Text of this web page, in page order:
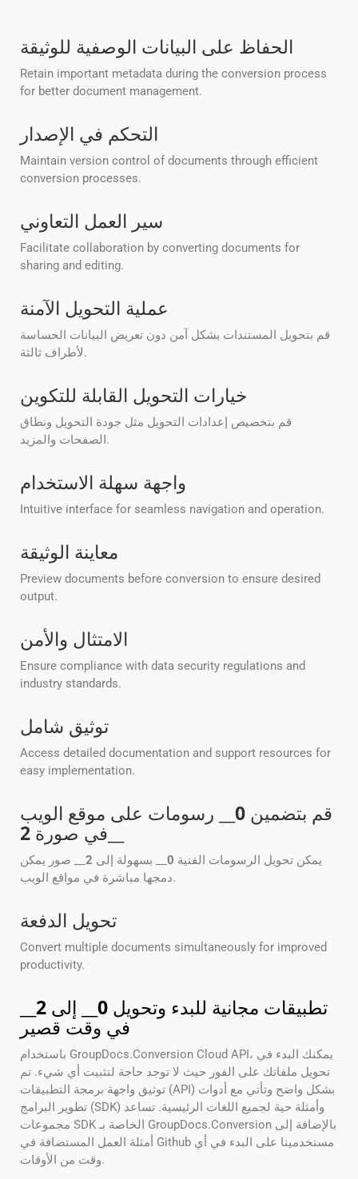
الحفاظ على البيانات الوصفية للوثيقة
Retain important metadata during the conversion process
for better document management.
التحكم في الإصدار
Maintain version control of documents through efficient
conversion processes.
سير العمل التعاوني
Facilitate collaboration by converting documents for
sharing and editing.
عملية التحويل الآمنة
قم بتحويل المستندات بشكل آمن دون تعريض البيانات الحساسة
لأطراف ثالثة.
خيارات التحويل القابلة للتكوين
قم بتخصيص إعدادات التحويل مثل جودة التحويل ونطاق
الصفحات والمزيد.
واجهة سهلة الاستخدام
Intuitive interface for seamless navigation and operation.
معاينة الوثيقة
Preview documents before conversion to ensure desired
output.
الامتثال والأمن
Ensure compliance with data security regulations and
industry standards.
توثيق شامل
Access detailed documentation and support resources for
easy implementation.
قم بتضمين 0 __ رسومات على موقع الويب
في صورة 2
يمكن تحويل الرسومات الفنية 0 __ بسهولة إلى 2 __ صور يمكن
دمجها مباشرة في مواقع الويب.
تحويل الدفعة
Convert multiple documents simultaneously for improved
productivity.
تطبيقات مجانية للبدء وتحويل 0 __ إلى 2
في وقت قصير
باستخدام GroupDocs.Conversion Cloud API، يمكنك البدء في
تحويل ملفاتك على الفور حيث لا توجد حاجة لتثبيت أي شيء. تم
توثيق واجهة برمجة التطبيقات (API) بشكل واضح وتأتي مع أدوات
تطوير البرامج (SDK) وأمثلة حية لجميع اللغات الرئيسية. تساعد
مجموعات SDK الخاصة بـ GroupDocs.Conversion بالإضافة إلى
أمثلة العمل المستضافة في Github مستخدمينا على البدء في أي
وقت من الأوقات.